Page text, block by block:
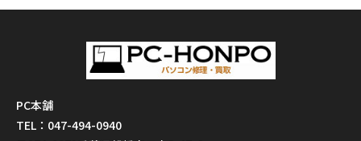
PC本舗
TEL：047-494-0940